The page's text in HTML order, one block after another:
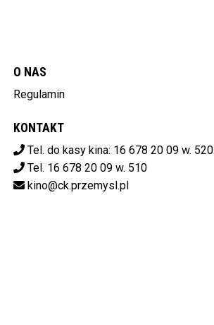
O NAS
Regulamin
KONTAKT
Tel. do kasy kina: 16 678 20 09 w. 520
Tel. 16 678 20 09 w. 510
kino@ck.przemysl.pl